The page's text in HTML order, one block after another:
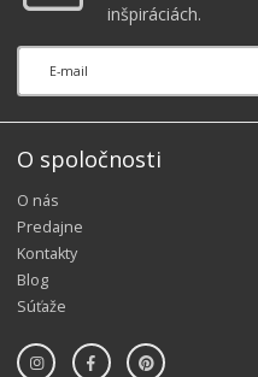
inšpiráciách.
O spoločnosti
O nás
Predajne
Kontakty
Blog
Súťaže